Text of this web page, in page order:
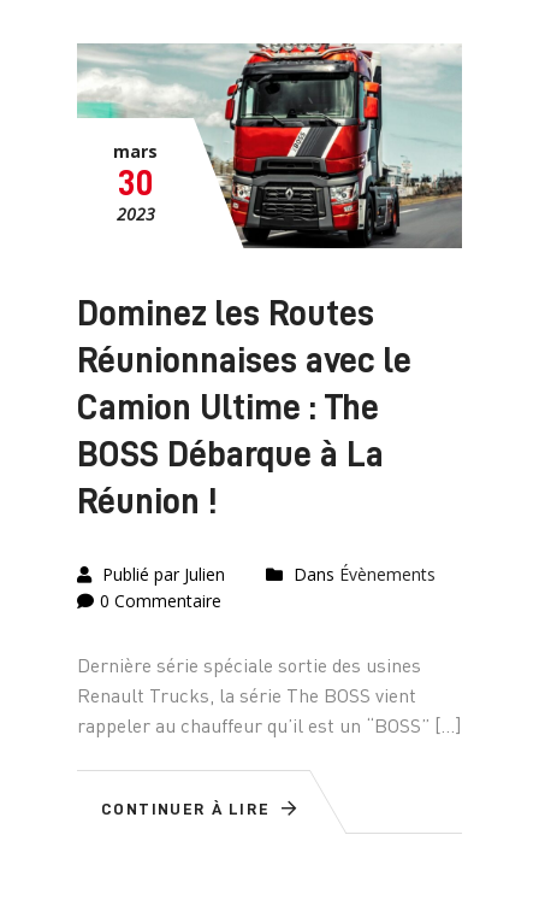
mars
30
2023
Dominez les Routes
Réunionnaises avec le
Camion Ultime : The
BOSS Débarque à La
Réunion !
Publié par Julien Dans Évènements
0 Commentaire
Dernière série spéciale sortie des usines
Renault Trucks, la série The BOSS vient
rappeler au chauffeur qu’il est un “BOSS” […]
CONTINUER À LIRE